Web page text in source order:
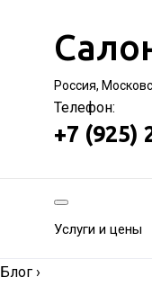
Россия,
Телефон:
+7 (925)
Услуги и цены
Блог ›